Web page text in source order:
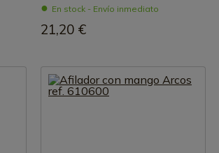
En stock - Envío inmediato
21,20 €